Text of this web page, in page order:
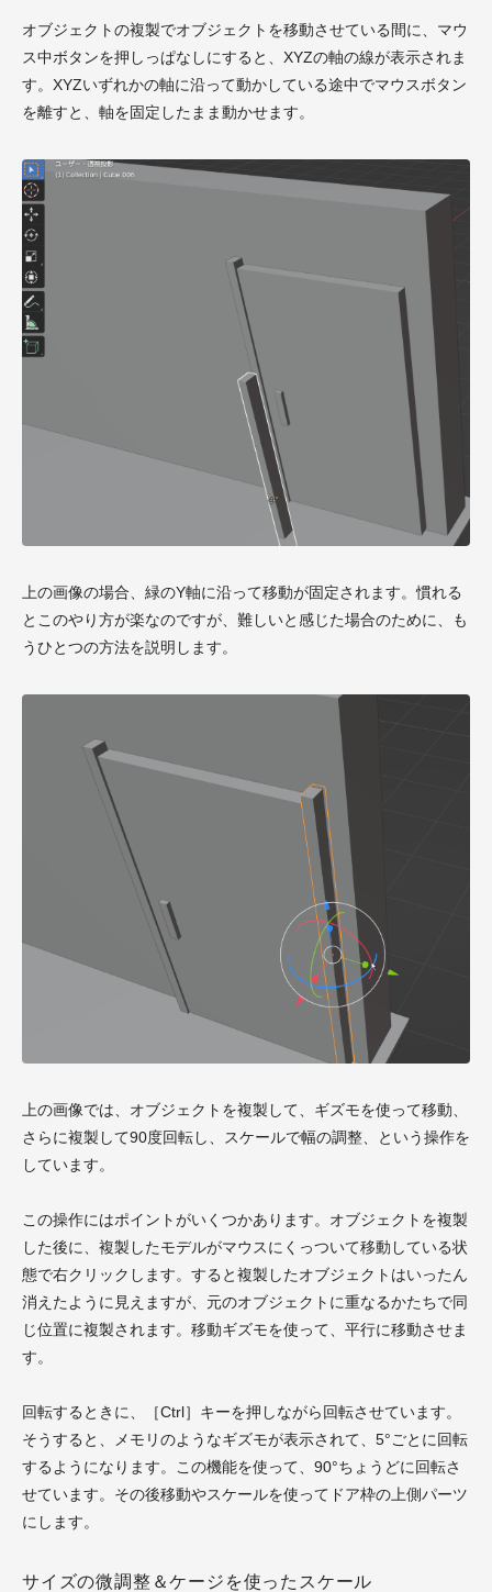
オブジェクトの複製でオブジェクトを移動させている間に、マウ
ス中ボタンを押しっぱなしにすると、XYZの軸の線が表示されま
す。XYZいずれかの軸に沿って動かしている途中でマウスボタン
を離すと、軸を固定したまま動かせます。
上の画像の場合、緑のY軸に沿って移動が固定されます。慣れる
とこのやり方が楽なのですが、難しいと感じた場合のために、も
うひとつの方法を説明します。
上の画像では、オブジェクトを複製して、ギズモを使って移動、
さらに複製して90度回転し、スケールで幅の調整、という操作を
しています。
この操作にはポイントがいくつかあります。オブジェクトを複製
した後に、複製したモデルがマウスにくっついて移動している状
態で右クリックします。すると複製したオブジェクトはいったん
消えたように見えますが、元のオブジェクトに重なるかたちで同
じ位置に複製されます。移動ギズモを使って、平行に移動させま
す。
回転するときに、［Ctrl］キーを押しながら回転させています。
そうすると、メモリのようなギズモが表示されて、5°ごとに回転
するようになります。この機能を使って、90°ちょうどに回転さ
せています。その後移動やスケールを使ってドア枠の上側パーツ
にします。
サイズの微調整＆ケージを使ったスケール